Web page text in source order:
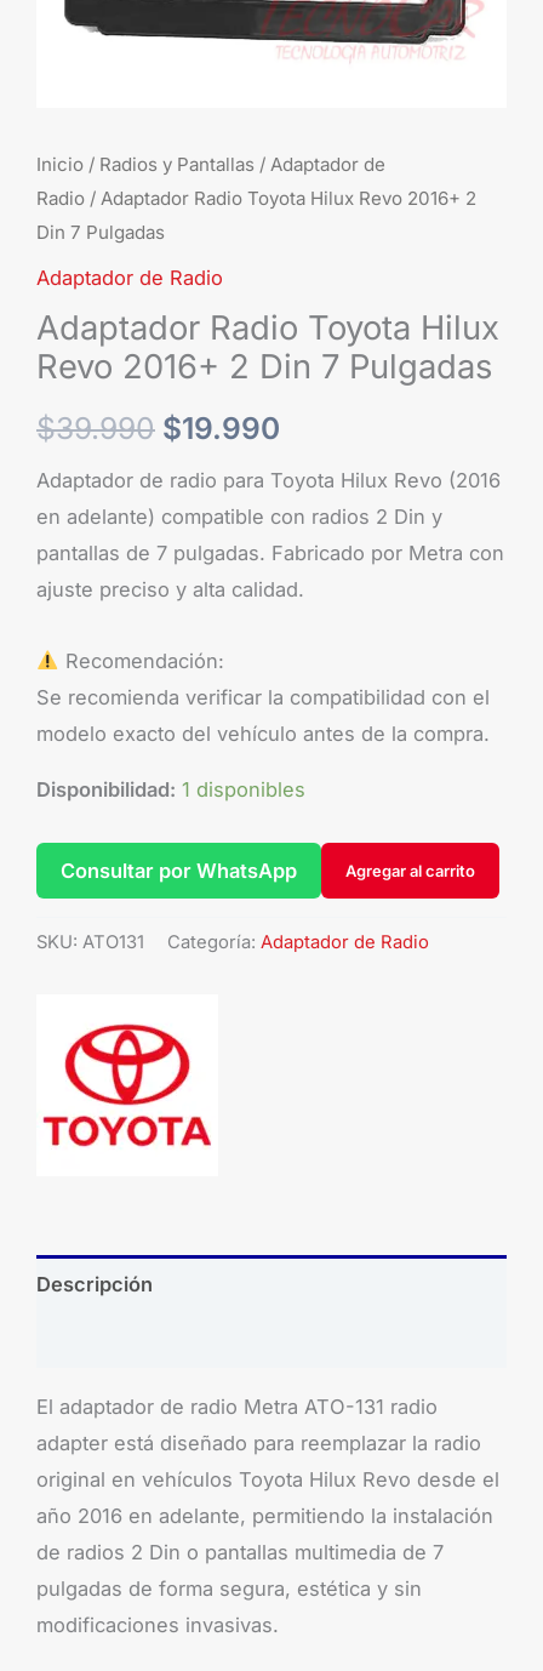
Inicio / Radios y Pantallas / Adaptador de
Radio / Adaptador Radio Toyota Hilux Revo 2016+ 2
Din 7 Pulgadas
Adaptador de Radio
Adaptador Radio Toyota Hilux
Revo 2016+ 2 Din 7 Pulgadas
$39.990 $19.990
Adaptador de radio para Toyota Hilux Revo (2016
en adelante) compatible con radios 2 Din y
pantallas de 7 pulgadas. Fabricado por Metra con
ajuste preciso y alta calidad.
Recomendación:
Se recomienda verificar la compatibilidad con el
modelo exacto del vehículo antes de la compra.
Disponibilidad: 1 disponibles
Pulgadas
Agregar al carrito
Consultar por WhatsApp
SKU: ATO131 Categoría: Adaptador de Radio
Descripción
El adaptador de radio Metra ATO-131 radio
adapter está diseñado para reemplazar la radio
original en vehículos Toyota Hilux Revo desde el
año 2016 en adelante, permitiendo la instalación
de radios 2 Din o pantallas multimedia de 7
pulgadas de forma segura, estética y sin
modificaciones invasivas.